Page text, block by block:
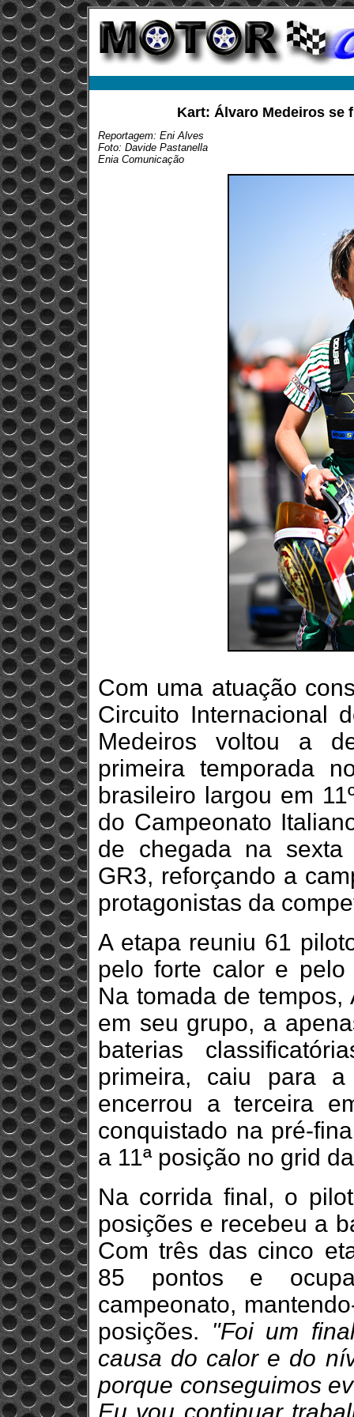
Kart: Álvaro Medeiros se
Reportagem: Eni Alves
Foto: Davide Pastanella
Enia Comunicação
Com uma atuação
Circuito Internacional
Medeiros voltou a
primeira temporada
brasileiro largou em
do Campeonato
de chegada na sexta
GR3, reforçando a
protagonistas da
A etapa reuniu 61
pelo forte calor e
Na tomada de
em seu grupo, a
baterias
primeira, caiu para
encerrou a terceira
conquistado na pré-
a 11ª posição no grid
Na corrida final, o
posições e recebeu a
Com três das cinco
85 pontos e
campeonato,
posições. "Foi um
causa do calor e do
porque conseguimos